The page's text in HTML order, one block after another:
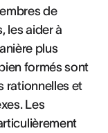
de
les aider à
plus
formés sont
rationnelles et
Les